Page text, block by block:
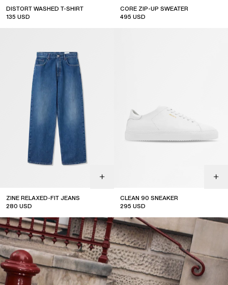
DISTORT WASHED T-SHIRT
135 USD
CORE ZIP-UP SWEATER
495 USD
ZINE RELAXED-FIT JEANS
280 USD
sale
CLEAN 90 SNEAKER
295 USD
top seller